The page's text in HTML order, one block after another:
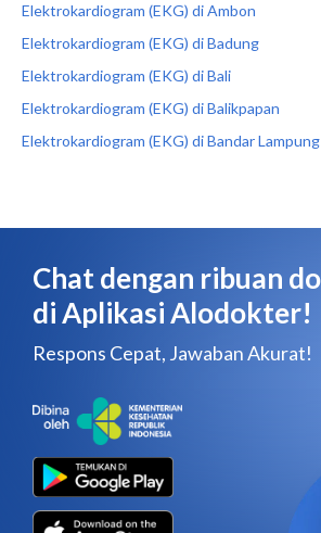
Elektrokardiogram (EKG) di Ambon
Elektrokardiogram (EKG) di Badung
Elektrokardiogram (EKG) di Bali
Elektrokardiogram (EKG) di Balikpapan
Elektrokardiogram (EKG) di Bandar Lampung